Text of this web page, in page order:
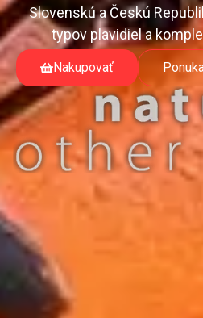
Slovenskú a Českú
typov plavidiel a
Nakupovať